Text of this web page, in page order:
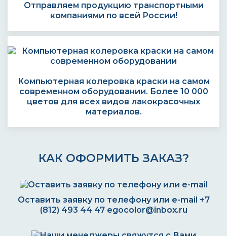
Отправляем продукцию транспортными
компаниями по всей России!
Компьютерная колеровка краски на самом
современном оборудовании. Более 10 000
цветов для всех видов лакокрасочных
материалов.
КАК ОФОРМИТЬ ЗАКАЗ?
Оставить заявку по телефону или e-mail +7
(812) 493 44 47 egocolor@inbox.ru